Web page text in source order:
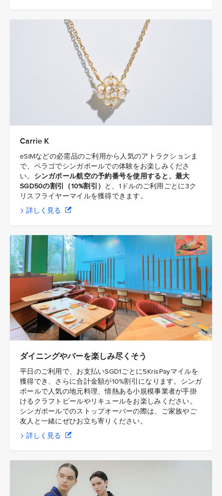
Carrie K
eSIMなどの必需品のご利用から人気のアトラクションま
で、ペラゴでシンガポールでの体験をお楽しみくださ
い。 シンガポール航空の予約番号を使用すると、最大
SGD50の割引（10%割引） と、1ドルのご利用ごとに3ク
リスフライヤーマイルを獲得できます。
詳しく見る
ダイニングやバーを楽しみ尽くそう
平日のご利用で、お支払いSGD1ごとに5KrisPayマイルを
獲得でき、さらに合計金額が10%割引になります。シンガ
ポールで人気の地元料理、情熱ある小規模事業者が手掛
けるクラフトビールやリキュールをお楽しみください。
シンガポールでのストップオーバーの際は、ご家族やご
友人と一緒にぜひお立ち寄りください。
詳しく見る